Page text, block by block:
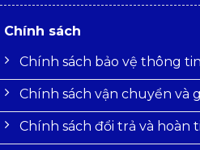
Chính sách
Chính sách bảo vệ thông
Chính sách vận chuyển và
Chính sách đổi trả và hoàn